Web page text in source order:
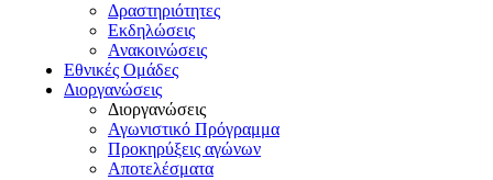
Δραστηριότητες
Εκδηλώσεις
Ανακοινώσεις
Εθνικές Ομάδες
Διοργανώσεις
Διοργανώσεις
Αγωνιστικό Πρόγραμμα
Προκηρύξεις αγώνων
Αποτελέσματα